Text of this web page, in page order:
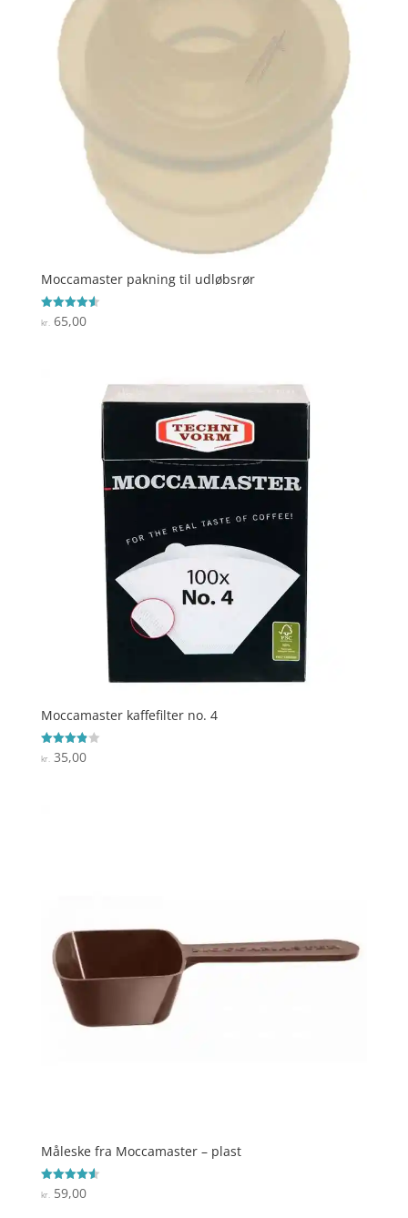
Moccamaster pakning til udløbsrør
Vurderet
4.6
kr. 65,00
Moccamaster kaffefilter no. 4
Vurderet
3.9
kr. 35,00
Måleske fra Moccamaster – plast
Vurderet
4.6
kr.59,00